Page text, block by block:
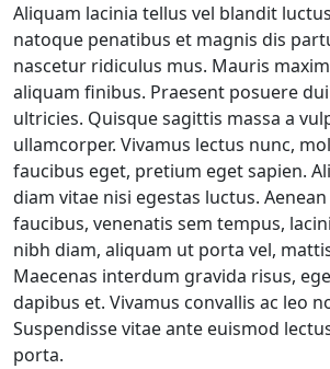
Aliquam lacinia tellus vel blandit
natoque penatibus et magnis dis
nascetur ridiculus mus. Mauris
aliquam finibus. Praesent posuere
ultricies. Quisque sagittis massa a
ullamcorper. Vivamus lectus nunc,
faucibus eget, pretium eget sapien.
diam vitae nisi egestas luctus.
faucibus, venenatis sem tempus,
nibh diam, aliquam ut porta vel,
Maecenas interdum gravida risus,
dapibus et. Vivamus convallis ac leo
Suspendisse vitae ante euismod
porta.